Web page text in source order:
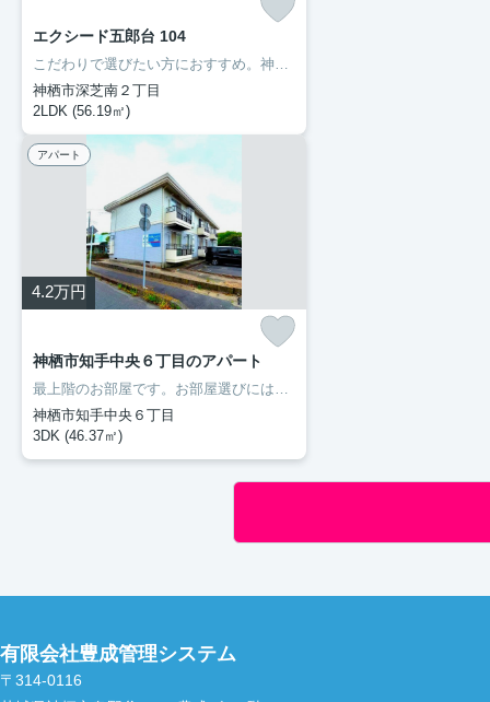
エクシード五郎台 104
こだわりで選びたい方におすすめ。神栖市エリアで住まいをお探しなら「エクシード五郎台」。普段からパソコンを使う方にオススメ物件、ネット回線導入済み。こちらのお部屋で新しい生活を始めてみませんか。神栖市に移り住む予定なら、まずは成田線笹川近辺で検討してはいかがでしょうか。0299-97-0800からいつでも豊成管理システムに遠慮なくお問い合わせ下さい。
神栖市深芝南２丁目
2LDK (56.19㎡)
アパート
4.2万円
神栖市知手中央６丁目のアパート
最上階のお部屋です。お部屋選びには欠かせない内覧も、空き部屋であればスムーズです。二人入居が可能な物件です。室内設備はエアコン・フローリングなどが揃っているので、快適に過ごしやすいお部屋になります。多くの方にご好評をいただいている、清潔感のある賃貸物件です。神栖市の住まい探しをお手伝いします。豊成管理システムがお客様に合った住まいをご紹介いたしますので、まずはお気軽にお問い合わせ下さい。
神栖市知手中央６丁目
3DK (46.37㎡)
有限会社豊成管理システム
〒314-0116